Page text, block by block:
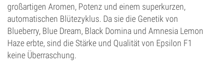
großartigen Aromen, Potenz und einem superkurzen,
automatischen Blütezyklus. Da sie die Genetik von
Blueberry, Blue Dream, Black Domina und Amnesia Lemon
Haze erbte, sind die Stärke und Qualität von Epsilon F1
keine Überraschung.